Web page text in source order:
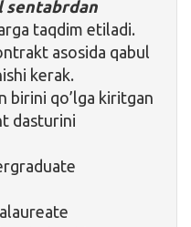
sentabrdan
taqdim etiladi.
asosida qabul
kerak.
birini qo’lga kiritgan
dasturini